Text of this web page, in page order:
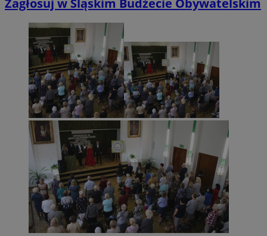
Zagłosuj w Śląskim Budżecie Obywatelskim